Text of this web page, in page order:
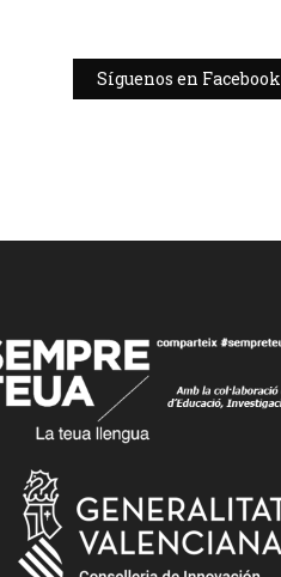
Síguenos en Facebook